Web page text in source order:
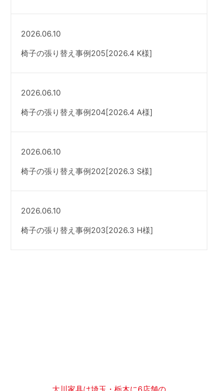
2026.06.10
椅子の張り替え事例205[2026.4 K様]
2026.06.10
椅子の張り替え事例204[2026.4 A様]
2026.06.10
椅子の張り替え事例202[2026.3 S様]
2026.06.10
椅子の張り替え事例203[2026.3 H様]